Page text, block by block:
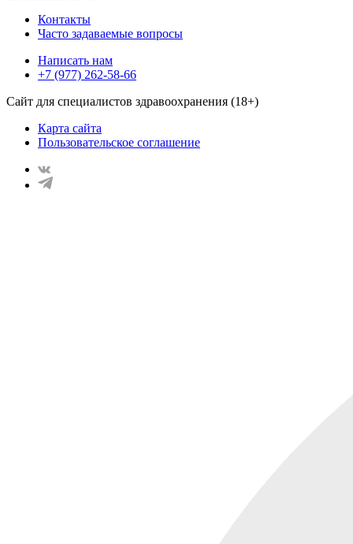
Контакты
Часто задаваемые вопросы
Написать нам
+7 (977) 262-58-66
Сайт для специалистов здравоохранения (18+)
Карта сайта
Пользовательское соглашение